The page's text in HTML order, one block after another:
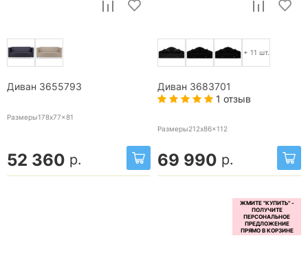
Диван 3655793
Размеры178x77x81
52 360 р.
+ 11 шт.
Диван 3683701
1 отзыв
Размеры212x86x112
69 990 р.